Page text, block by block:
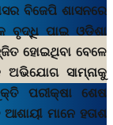
ବିଜେପି ଶାସନରେ
ବୃଦ୍ଧି ପାଇ ଓଡିଶା
ହୋଇଥିବା ବେଳେ
ଅଭିଯୋଗ ସାମ୍ନାକୁ
ପରୀକ୍ଷା ଶେଷ
ମାନେ ହତାଶ